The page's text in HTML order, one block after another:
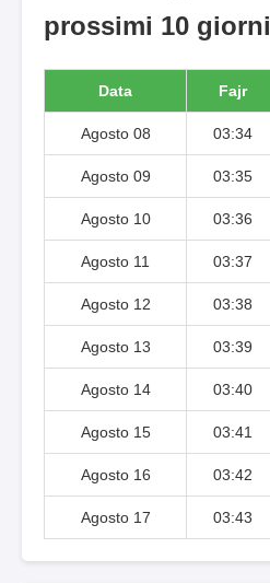
prossimi 10 giorni
Data Fajr
Agosto 08 03:34
Agosto 09 03:35
Agosto 10 03:36
Agosto 11 03:37
Agosto 12 03:38
Agosto 13 03:39
Agosto 14 03:40
Agosto 15 03:41
Agosto 16 03:42
Agosto 17 03:43